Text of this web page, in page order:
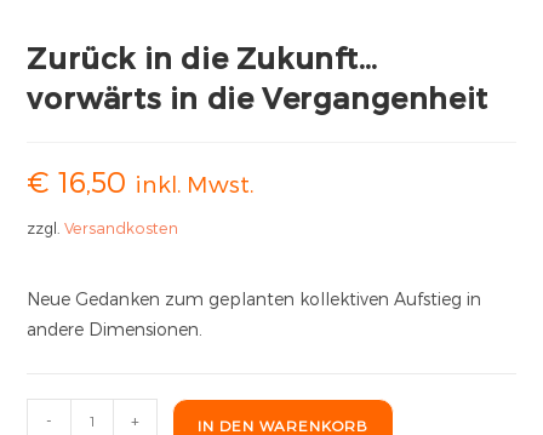
Zurück in die Zukunft…
vorwärts in die Vergangenheit
€ 16,50 inkl. Mwst.
zzgl.Versandkosten
Neue Gedanken zum geplanten kollektiven Aufstieg in
andere Dimensionen.
- + IN DEN WARENKORB